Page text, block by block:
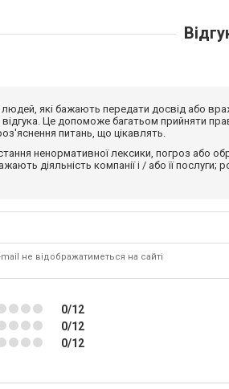
людей, які бажають передати досвід або
Це допоможе багатьом прийняти
питань, що цікавлять.
ненормативної лексики, погроз або
діяльність компанії і / або її
не відображатиметься на сайті
0/12
0/12
0/12